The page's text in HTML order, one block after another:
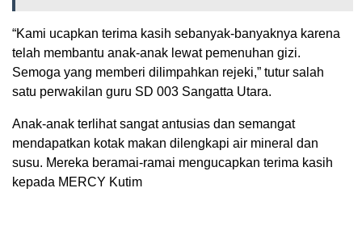
“Kami ucapkan terima kasih sebanyak-banyaknya karena
telah membantu anak-anak lewat pemenuhan gizi.
Semoga yang memberi dilimpahkan rejeki,” tutur salah
satu perwakilan guru SD 003 Sangatta Utara.
Anak-anak terlihat sangat antusias dan semangat
mendapatkan kotak makan dilengkapi air mineral dan
susu. Mereka beramai-ramai mengucapkan terima kasih
kepada MERCY Kutim